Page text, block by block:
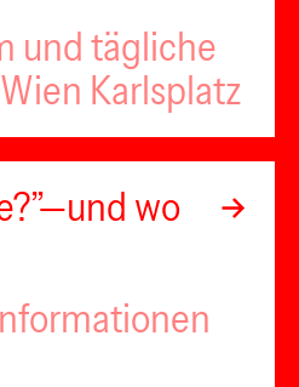
und tägliche
Karlsplatz
wo